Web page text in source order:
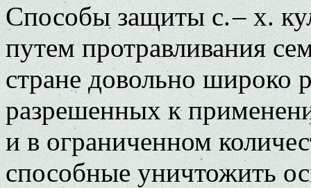
Способы защиты с. – х.
путем протравливания
стране довольно широко
разрешенных к
и в ограниченном
способные уничтожить